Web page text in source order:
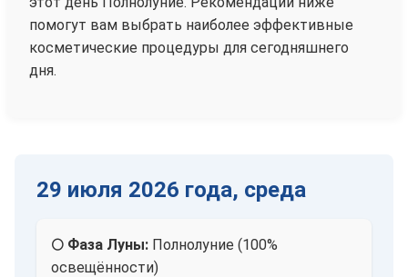
помогут вам выбрать наиболее эффективные
косметические процедуры для сегодняшнего
дня.
29 июля 2026 года, среда
🌕 Фаза Луны: Полнолуние (100%
освещённости)